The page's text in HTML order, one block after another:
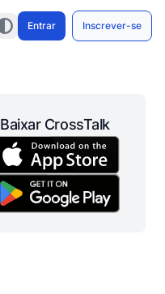
Entrar Inscrever-se
Baixar CrossTalk